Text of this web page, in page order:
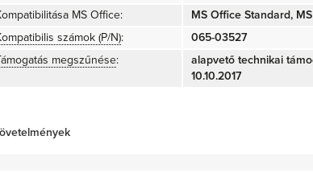
MS Office:
MS Office Standard,
számok (P/N):
065-03527
megszűnése:
alapvető technikai
10.10.2017